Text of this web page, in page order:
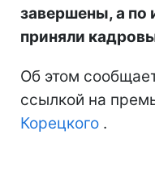
завершены, а по
приняли
Об этом
ссылкой на
Корецкого .